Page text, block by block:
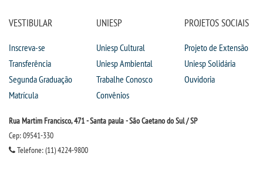
VESTIBULAR
Inscreva-se
Transferência
Segunda Graduação
Matrícula
UNIESP
Uniesp Cultural
Uniesp Ambiental
Trabalhe Conosco
Convênios
PROJETOS SOCIAIS
Projeto de Extensão
Uniesp Solidária
Ouvidoria
Rua Martim Francisco, 471 - Santa paula - São Caetano do Sul / SP
Cep: 09541-330
Telefone: (11) 4224-9800